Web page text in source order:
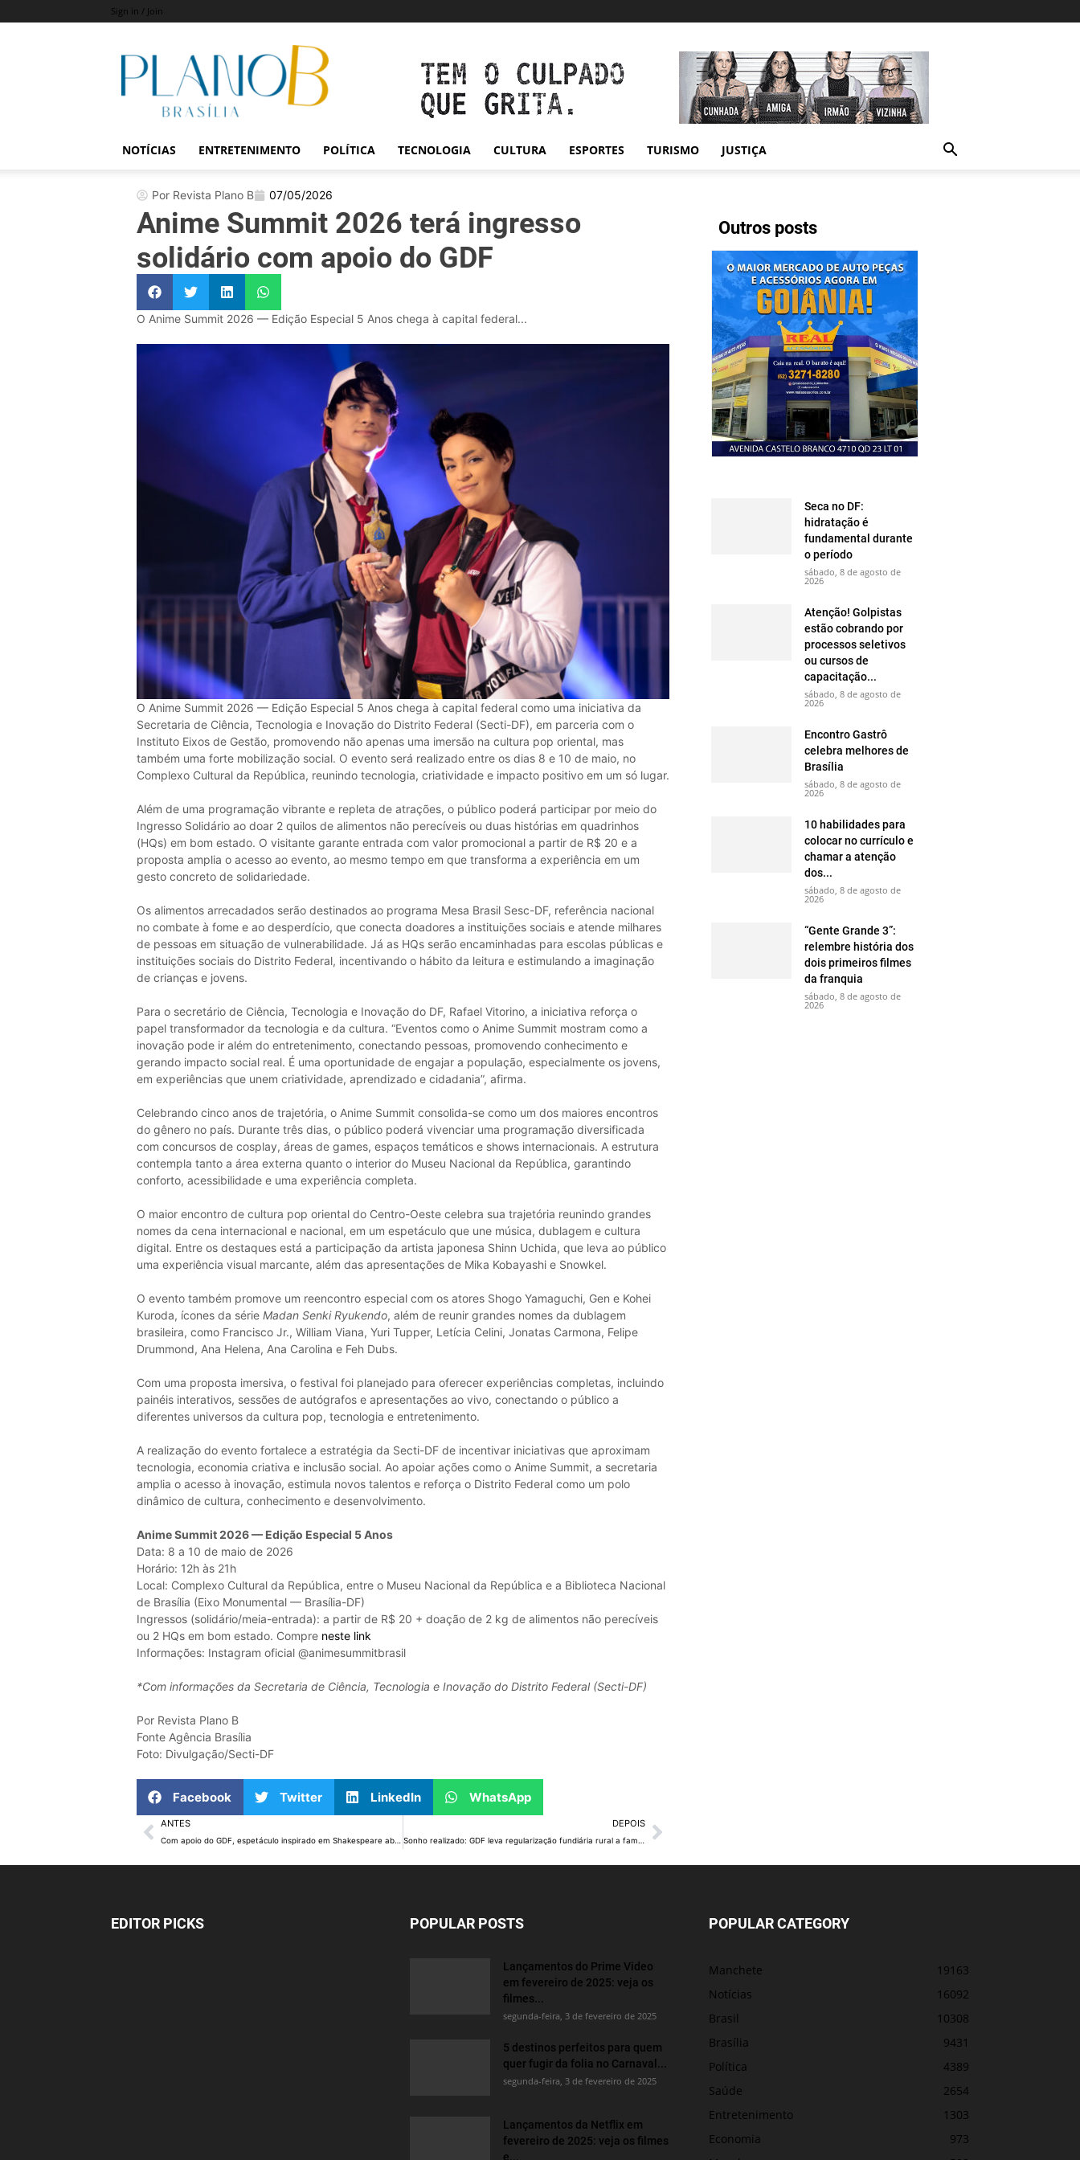
Sign in / Join
Revista
Plano
NOTÍCIAS ENTRETENIMENTO POLÍTICA TECNOLOGIA CULTURA ESPORTES TURISMO JUSTIÇA
Outros posts
Seca no DF:
hidratação é
fundamental durante
o período
sábado, 8 de agosto de
2026
Atenção! Golpistas
estão cobrando por
processos seletivos
ou cursos de
capacitação...
sábado, 8 de agosto de
2026
Encontro Gastrô
celebra melhores de
Brasília
sábado, 8 de agosto de
2026
10 habilidades para
colocar no currículo e
chamar a atenção
dos...
sábado, 8 de agosto de
2026
“Gente Grande 3”:
relembre história dos
dois primeiros filmes
da franquia
sábado, 8 de agosto de
2026
Por Revista Plano B 07/05/2026
Anime Summit 2026 terá ingresso
solidário com apoio do GDF
O Anime Summit 2026 — Edição Especial 5 Anos chega à capital federal...
O Anime Summit 2026 — Edição Especial 5 Anos chega à capital federal como uma iniciativa da
Secretaria de Ciência, Tecnologia e Inovação do Distrito Federal (Secti-DF), em parceria com o
Instituto Eixos de Gestão, promovendo não apenas uma imersão na cultura pop oriental, mas
também uma forte mobilização social. O evento será realizado entre os dias 8 e 10 de maio, no
Complexo Cultural da República, reunindo tecnologia, criatividade e impacto positivo em um só lugar.
Além de uma programação vibrante e repleta de atrações, o público poderá participar por meio do
Ingresso Solidário ao doar 2 quilos de alimentos não perecíveis ou duas histórias em quadrinhos
(HQs) em bom estado. O visitante garante entrada com valor promocional a partir de R$ 20 e a
proposta amplia o acesso ao evento, ao mesmo tempo em que transforma a experiência em um
gesto concreto de solidariedade.
Os alimentos arrecadados serão destinados ao programa Mesa Brasil Sesc-DF, referência nacional
no combate à fome e ao desperdício, que conecta doadores a instituições sociais e atende milhares
de pessoas em situação de vulnerabilidade. Já as HQs serão encaminhadas para escolas públicas e
instituições sociais do Distrito Federal, incentivando o hábito da leitura e estimulando a imaginação
de crianças e jovens.
Para o secretário de Ciência, Tecnologia e Inovação do DF, Rafael Vitorino, a iniciativa reforça o
papel transformador da tecnologia e da cultura. “Eventos como o Anime Summit mostram como a
inovação pode ir além do entretenimento, conectando pessoas, promovendo conhecimento e
gerando impacto social real. É uma oportunidade de engajar a população, especialmente os jovens,
em experiências que unem criatividade, aprendizado e cidadania”, afirma.
Celebrando cinco anos de trajetória, o Anime Summit consolida-se como um dos maiores encontros
do gênero no país. Durante três dias, o público poderá vivenciar uma programação diversificada
com concursos de cosplay, áreas de games, espaços temáticos e shows internacionais. A estrutura
contempla tanto a área externa quanto o interior do Museu Nacional da República, garantindo
conforto, acessibilidade e uma experiência completa.
O maior encontro de cultura pop oriental do Centro-Oeste celebra sua trajetória reunindo grandes
nomes da cena internacional e nacional, em um espetáculo que une música, dublagem e cultura
digital. Entre os destaques está a participação da artista japonesa Shinn Uchida, que leva ao público
uma experiência visual marcante, além das apresentações de Mika Kobayashi e Snowkel.
O evento também promove um reencontro especial com os atores Shogo Yamaguchi, Gen e Kohei
Kuroda, ícones da série Madan Senki Ryukendo, além de reunir grandes nomes da dublagem
brasileira, como Francisco Jr., William Viana, Yuri Tupper, Letícia Celini, Jonatas Carmona, Felipe
Drummond, Ana Helena, Ana Carolina e Feh Dubs.
Com uma proposta imersiva, o festival foi planejado para oferecer experiências completas, incluindo
painéis interativos, sessões de autógrafos e apresentações ao vivo, conectando o público a
diferentes universos da cultura pop, tecnologia e entretenimento.
A realização do evento fortalece a estratégia da Secti-DF de incentivar iniciativas que aproximam
tecnologia, economia criativa e inclusão social. Ao apoiar ações como o Anime Summit, a secretaria
amplia o acesso à inovação, estimula novos talentos e reforça o Distrito Federal como um polo
dinâmico de cultura, conhecimento e desenvolvimento.
Anime Summit 2026 — Edição Especial 5 Anos
Data: 8 a 10 de maio de 2026
Horário: 12h às 21h
Local: Complexo Cultural da República, entre o Museu Nacional da República e a Biblioteca Nacional
de Brasília (Eixo Monumental — Brasília-DF)
Ingressos (solidário/meia-entrada): a partir de R$ 20 + doação de 2 kg de alimentos não perecíveis
ou 2 HQs em bom estado. Compre neste link
Informações: Instagram oficial @animesummitbrasil
*Com informações da Secretaria de Ciência, Tecnologia e Inovação do Distrito Federal (Secti-DF)
Por Revista Plano B
Fonte Agência Brasília
Foto: Divulgação/Secti-DF
Facebook Twitter LinkedIn WhatsApp
ANTES
Com apoio do GDF, espetáculo inspirado em Shakespeare aborda combate à violência contra mulheres
DEPOIS
Sonho realizado: GDF leva regularização fundiária rural a famílias do Assentamento Roseli Nunes
EDITOR PICKS POPULAR POSTS
Lançamentos do Prime Video
em fevereiro de 2025: veja os
filmes...
segunda-feira, 3 de fevereiro de 2025
5 destinos perfeitos para quem
quer fugir da folia no Carnaval...
segunda-feira, 3 de fevereiro de 2025
Lançamentos da Netflix em
fevereiro de 2025: veja os filmes
e...
POPULAR CATEGORY
Manchete
19163
Notícias
16092
Brasil
10308
Brasília
9431
Política
4389
Saúde
2654
Entretenimento
1303
Economia
973